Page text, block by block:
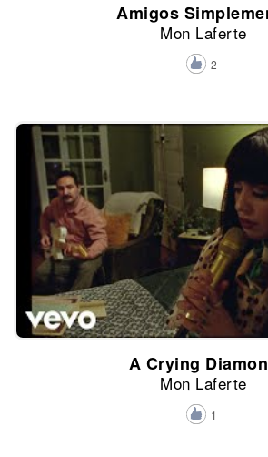
Amigos
Mon Laferte
2
A Crying
Mon Laferte
1